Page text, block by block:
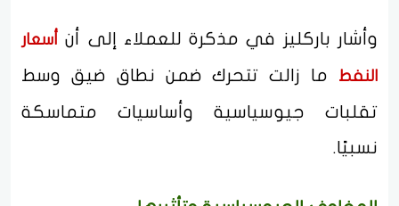
وأشار باركليز في مذكرة للعملاء إلى أن أسعار
النفط
ما زالت تتحرك ضمن نطاق ضيق وسط
تقلبات جيوسياسية وأساسيات متماسكة
نسبيًا.